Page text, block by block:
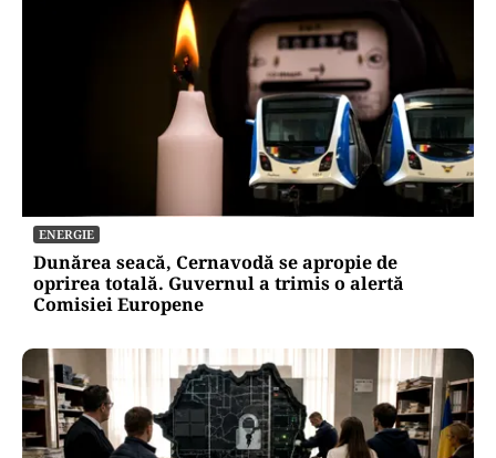
ENERGIE
Dunărea seacă, Cernavodă se apropie de
oprirea totală. Guvernul a trimis o alertă
Comisiei Europene